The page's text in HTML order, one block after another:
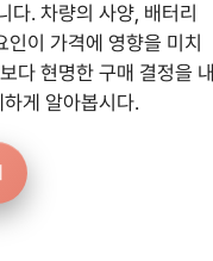
다. 차량의 사양, 배터리
이 가격에 영향을 미치
다 현명한 구매 결정을 내
게 알아봅시다.